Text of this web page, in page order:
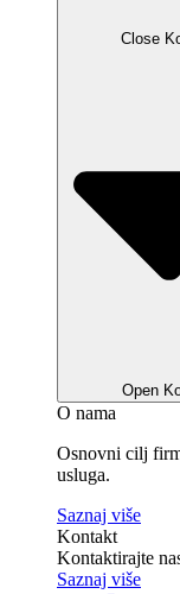
Close
Open
O nama
Osnovni cilj
usluga.
Saznaj više
Kontakt
Kontaktirajte
Saznaj više